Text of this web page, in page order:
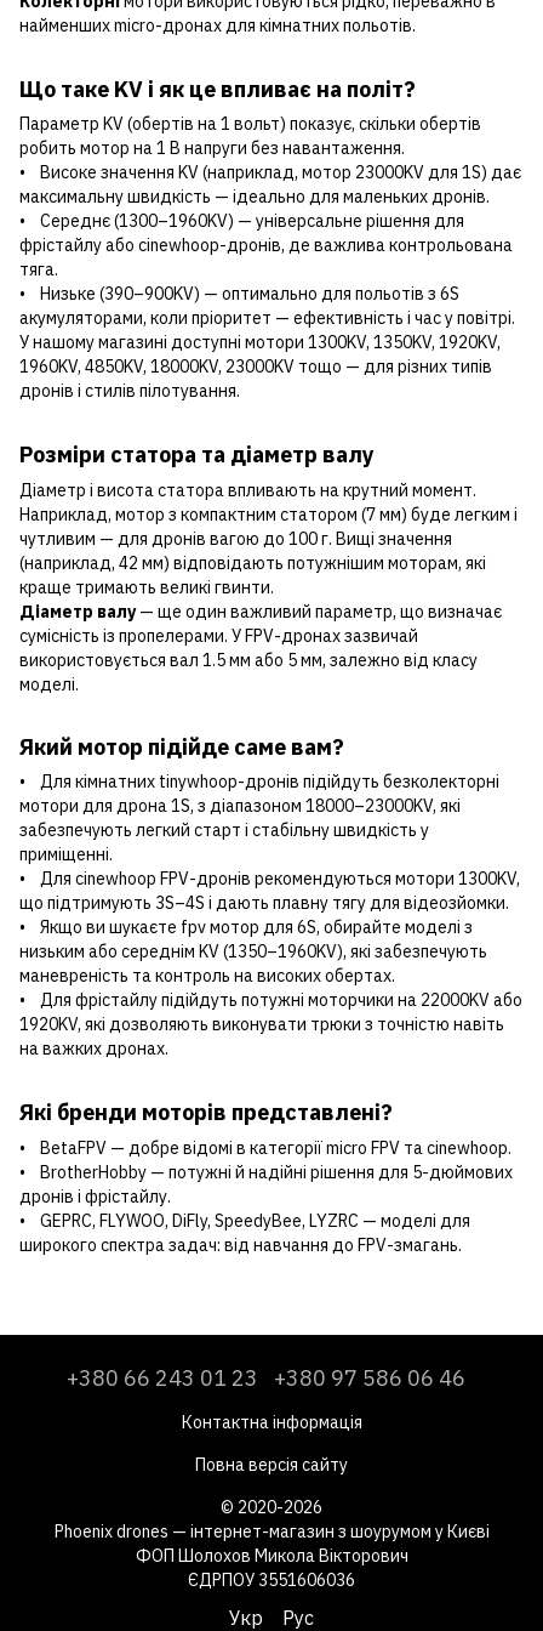
найменших micro-дронах для кімнатних польотів.
Що таке KV і як це впливає на політ?
Параметр KV (обертів на 1 вольт) показує, скільки обертів
робить мотор на 1 В напруги без навантаження.
• Високе значення KV (наприклад, мотор 23000KV для 1S) дає
максимальну швидкість — ідеально для маленьких дронів.
• Середнє (1300–1960KV) — універсальне рішення для
фрістайлу або cinewhoop-дронів, де важлива контрольована
тяга.
• Низьке (390–900KV) — оптимально для польотів з 6S
акумуляторами, коли пріоритет — ефективність і час у повітрі.
У нашому магазині доступні мотори 1300KV, 1350KV, 1920KV,
1960KV, 4850KV, 18000KV, 23000KV тощо — для різних типів
дронів і стилів пілотування.
Розміри статора та діаметр валу
Діаметр і висота статора впливають на крутний момент.
Наприклад, мотор з компактним статором (7 мм) буде легким і
чутливим — для дронів вагою до 100 г. Вищі значення
(наприклад, 42 мм) відповідають потужнішим моторам, які
краще тримають великі гвинти.
Діаметр валу— ще один важливий параметр, що визначає
сумісність із пропелерами. У FPV-дронах зазвичай
використовується вал 1.5 мм або 5 мм, залежно від класу
моделі.
Який мотор підійде саме вам?
• Для кімнатних tinywhoop-дронів підійдуть безколекторні
мотори для дрона 1S, з діапазоном 18000–23000KV, які
забезпечують легкий старт і стабільну швидкість у
приміщенні.
• Для cinewhoop FPV-дронів рекомендуються мотори 1300KV,
що підтримують 3S–4S і дають плавну тягу для відеозйомки.
• Якщо ви шукаєте fpv мотор для 6S, обирайте моделі з
низьким або середнім KV (1350–1960KV), які забезпечують
маневреність та контроль на високих обертах.
• Для фрістайлу підійдуть потужні моторчики на 22000KV або
1920KV, які дозволяють виконувати трюки з точністю навіть
на важких дронах.
Які бренди моторів представлені?
• BetaFPV — добре відомі в категорії micro FPV та cinewhoop.
• BrotherHobby — потужні й надійні рішення для 5-дюймових
дронів і фрістайлу.
• GEPRC, FLYWOO, DiFly, SpeedyBee, LYZRC — моделі для
широкого спектра задач: від навчання до FPV-змагань.
+380 66 243 01 23 +380 97 586 06 46
Контактна інформація
Повна версія сайту
© 2020-2026
Phoenix drones — інтернет-магазин з шоурумом у Києві
ФОП Шолохов Микола Вікторович
ЄДРПОУ 3551606036
Укр Рус